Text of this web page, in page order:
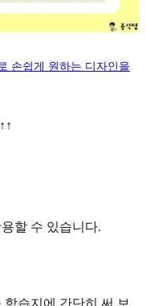
손쉽게 원하는 디자인을
할 수 있습니다.
습지에 간단히 써 보